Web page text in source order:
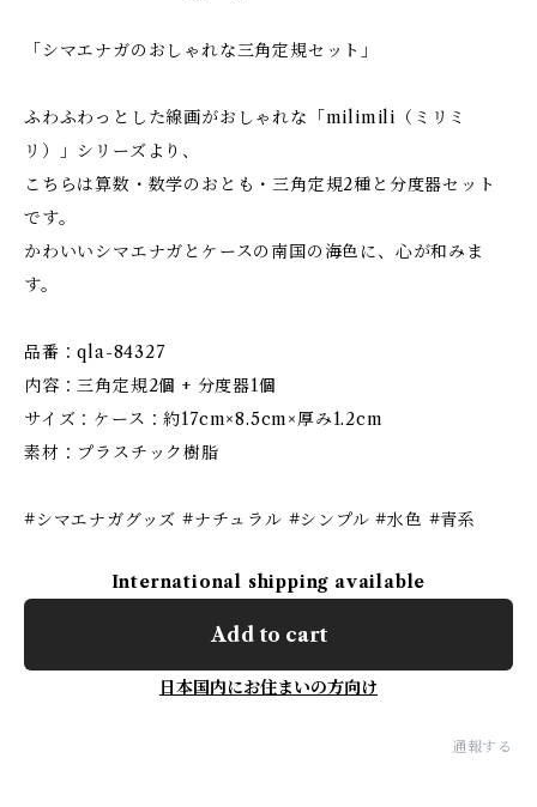
「シマエナガのおしゃれな三角定規セット」
ふわふわっとした線画がおしゃれな「milimili（ミリミ
リ）」シリーズより、
こちらは算数・数学のおとも・三角定規2種と分度器セット
です。
かわいいシマエナガとケースの南国の海色に、心が和みま
す。
品番：qla-84327
内容：三角定規2個 + 分度器1個
サイズ：ケース：約17cm×8.5cm×厚み1.2cm
素材：プラスチック樹脂
#シマエナガグッズ #ナチュラル #シンプル #水色 #青系
International shipping available
Add to cart
日本国内にお住まいの方向け
通報する